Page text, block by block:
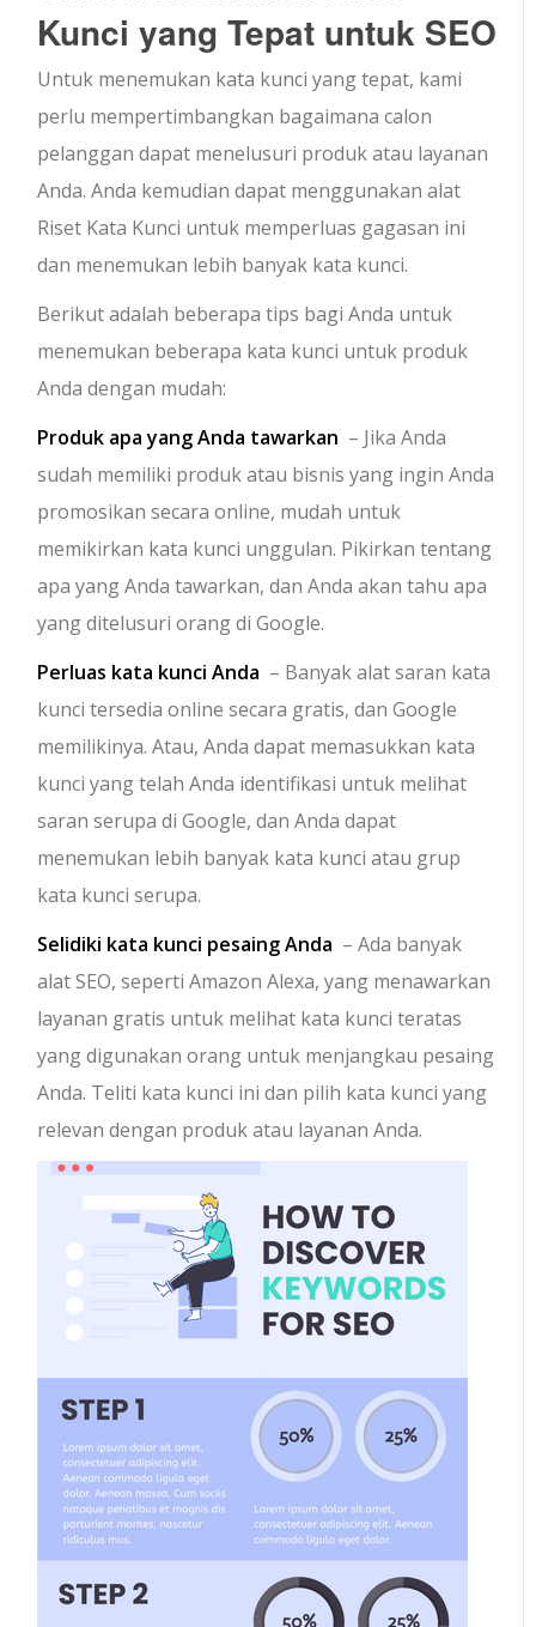
Kunci yang Tepat untuk SEO
Untuk menemukan kata kunci yang tepat, kami
perlu mempertimbangkan bagaimana calon
pelanggan dapat menelusuri produk atau layanan
Anda. Anda kemudian dapat menggunakan alat
Riset Kata Kunci untuk memperluas gagasan ini
dan menemukan lebih banyak kata kunci.
Berikut adalah beberapa tips bagi Anda untuk
menemukan beberapa kata kunci untuk produk
Anda dengan mudah:
Produk apa yang Anda tawarkan – Jika Anda
sudah memiliki produk atau bisnis yang ingin Anda
promosikan secara online, mudah untuk
memikirkan kata kunci unggulan. Pikirkan tentang
apa yang Anda tawarkan, dan Anda akan tahu apa
yang ditelusuri orang di Google.
Perluas kata kunci Anda – Banyak alat saran kata
kunci tersedia online secara gratis, dan Google
memilikinya. Atau, Anda dapat memasukkan kata
kunci yang telah Anda identifikasi untuk melihat
saran serupa di Google, dan Anda dapat
menemukan lebih banyak kata kunci atau grup
kata kunci serupa.
Selidiki kata kunci pesaing Anda – Ada banyak
alat SEO, seperti Amazon Alexa, yang menawarkan
layanan gratis untuk melihat kata kunci teratas
yang digunakan orang untuk menjangkau pesaing
Anda. Teliti kata kunci ini dan pilih kata kunci yang
relevan dengan produk atau layanan Anda.